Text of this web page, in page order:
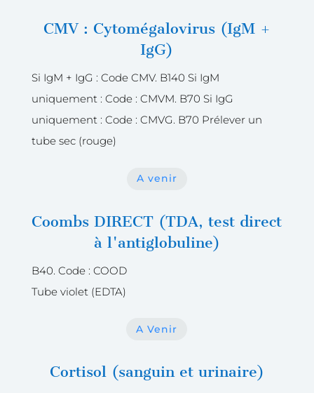
CMV : Cytomégalovirus (IgM +
IgG)
Si IgM + IgG : Code CMV. B140 Si IgM
uniquement : Code : CMVM. B70 Si IgG
uniquement : Code : CMVG. B70 Prélever un
tube sec (rouge)
A venir
Coombs DIRECT (TDA, test direct
à l'antiglobuline)
B40. Code : COOD
Tube violet (EDTA)
A Venir
Cortisol (sanguin et urinaire)